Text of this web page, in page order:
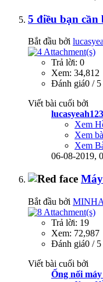
5 điều bạn cần
Bắt đầu bởi
Trả lời: 0
Xem: 34,812
Đánh giá0 / 5
Viết bài cuối bởi
Xem
Xem
Xem
06-08-2019,
Bắt đầu bởi
Trả lời: 19
Xem: 72,987
Đánh giá0 / 5
Viết bài cuối bởi
Ống nối